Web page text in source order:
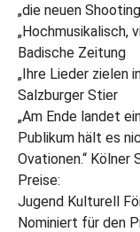
„die neuen
„Hochmusikalisch,
Badische Zeitung
„Ihre Lieder zielen
Salzburger Stier
„Am Ende landet
Publikum hält es
Ovationen.“ Kölner
Preise:
Jugend Kulturell
Nominiert für den